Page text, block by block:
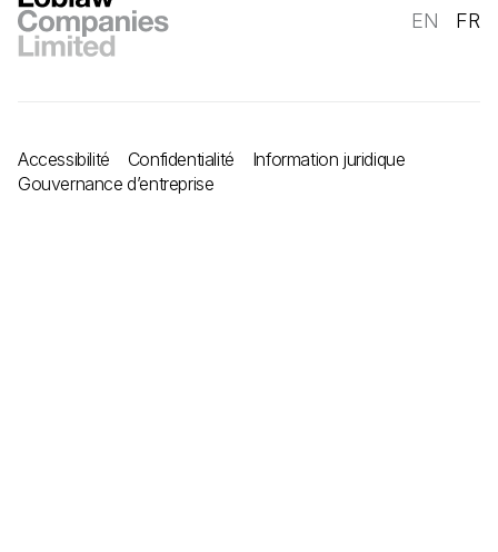
EN FR
Accessibilité Confidentialité
Information juridique
Gouvernance d’entreprise